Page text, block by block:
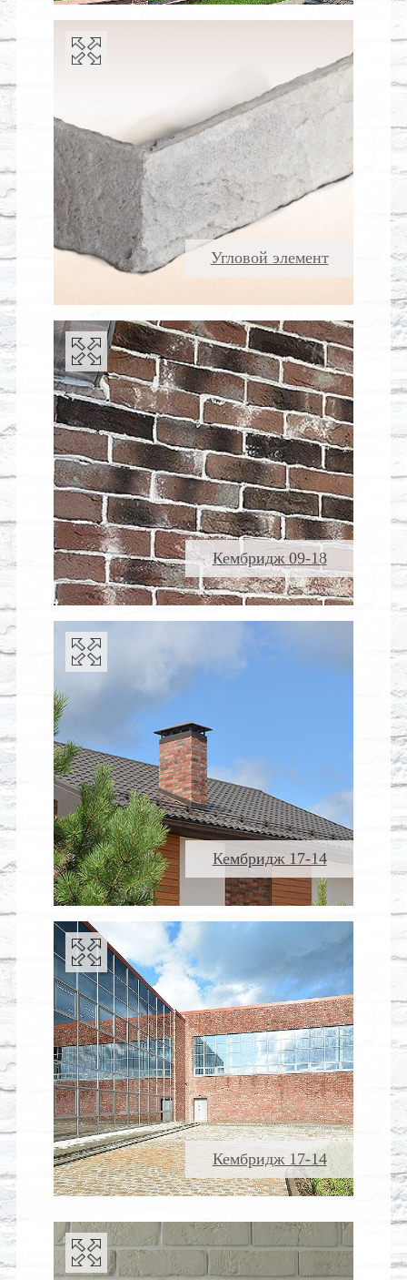
Угловой элемент
Кембридж 09-18
Кембридж 17-14
Кембридж 17-14